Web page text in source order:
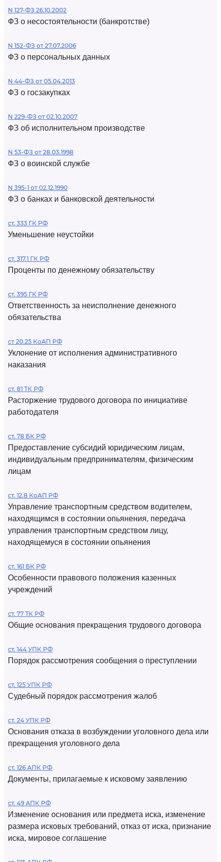
N 127-ФЗ 26.10.2002
ФЗ о несостоятельности (банкротстве)
N 152-ФЗ от 27.07.2006
ФЗ о персональных данных
N 44-ФЗ от 05.04.2013
ФЗ о госзакупках
N 229-ФЗ от 02.10.2007
ФЗ об исполнительном производстве
N 53-ФЗ от 28.03.1998
ФЗ о воинской службе
N 395-1 от 02.12.1990
ФЗ о банках и банковской деятельности
ст. 333 ГК РФ
Уменьшение неустойки
ст. 317.1 ГК РФ
Проценты по денежному обязательству
ст. 395 ГК РФ
Ответственность за неисполнение денежного
обязательства
ст 20.25 КоАП РФ
Уклонение от исполнения административного
наказания
ст. 81 ТК РФ
Расторжение трудового договора по инициативе
работодателя
ст. 78 БК РФ
Предоставление субсидий юридическим лицам,
индивидуальным предпринимателям, физическим
лицам
ст. 12.8 КоАП РФ
Управление транспортным средством водителем,
находящимся в состоянии опьянения, передача
управления транспортным средством лицу,
находящемуся в состоянии опьянения
ст. 161 БК РФ
Особенности правового положения казенных
учреждений
ст. 77 ТК РФ
Общие основания прекращения трудового договора
ст. 144 УПК РФ
Порядок рассмотрения сообщения о преступлении
ст. 125 УПК РФ
Судебный порядок рассмотрения жалоб
ст. 24 УПК РФ
Основания отказа в возбуждении уголовного дела или
прекращения уголовного дела
ст. 126 АПК РФ
Документы, прилагаемые к исковому заявлению
ст. 49 АПК РФ
Изменение основания или предмета иска, изменение
размера исковых требований, отказ от иска, признание
иска, мировое соглашение